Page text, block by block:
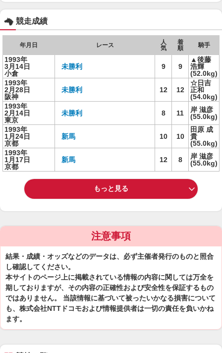
競走成績
年月日 レース
人
気
着
順
騎手
1993年
3月14日
小倉
未勝利 9 9
▲後藤
浩輝
(52.0kg)
1993年
2月28日
阪神
未勝利 12 12
☆日吉
正和
(54.0kg)
1993年
2月14日
東京
未勝利 8 11
岸 滋彦
(55.0kg)
1993年
1月24日
京都
新馬 10 10
田原 成
貴
(55.0kg)
1993年
1月17日
京都
新馬 12 8
岸 滋彦
(55.0kg)
もっと見る
注意事項
結果・成績・オッズなどのデータは、必ず主催者発行のものと照合
し確認してください。
本サイトのページ上に掲載されている情報の内容に関しては万全を
期しておりますが、その内容の正確性および安全性を保証するもの
ではありません。 当該情報に基づいて被ったいかなる損害について
も、株式会社NTTドコモおよび情報提供者は一切の責任を負いかね
ます。